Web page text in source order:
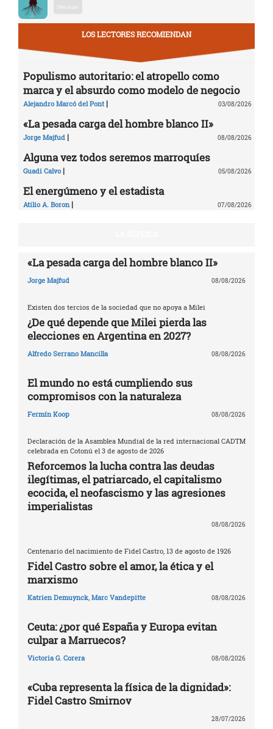
Descargar
LOS LECTORES RECOMIENDAN
Populismo autoritario: el atropello como
marca y el absurdo como modelo de negocio
Alejandro Marcó del Pont | 03/08/2026
«La pesada carga del hombre blanco II»
Jorge Majfud | 08/08/2026
Alguna vez todos seremos marroquíes
Guadi Calvo | 05/08/2026
El energúmeno y el estadista
Atilio A. Boron | 07/08/2026
«La pesada carga del hombre blanco II»
Jorge Majfud 08/08/2026
Existen dos tercios de la sociedad que no apoya a Milei
¿De qué depende que Milei pierda las
elecciones en Argentina en 2027?
Alfredo Serrano Mancilla 08/08/2026
El mundo no está cumpliendo sus
compromisos con la naturaleza
Fermín Koop 08/08/2026
Declaración de la Asamblea Mundial de la red internacional CADTM
celebrada en Cotonú el 3 de agosto de 2026
Reforcemos la lucha contra las deudas
ilegítimas, el patriarcado, el capitalismo
ecocida, el neofascismo y las agresiones
imperialistas
08/08/2026
Centenario del nacimiento de Fidel Castro, 13 de agosto de 1926
Fidel Castro sobre el amor, la ética y el
marxismo
Katrien Demuynck, Marc Vandepitte 08/08/2026
Ceuta: ¿por qué España y Europa evitan
culpar a Marruecos?
Victoria G. Corera 08/08/2026
«Cuba representa la física de la dignidad»:
Fidel Castro Smirnov
28/07/2026